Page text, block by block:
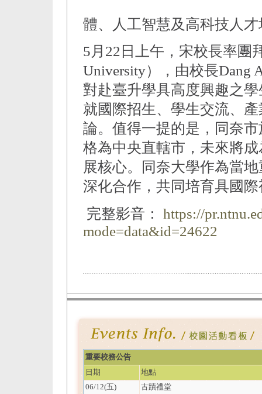
體、人工智慧及高科技人
5月22日上午，宋校長率團
University），由校長Dang
對赴臺升學具高度興趣之
就國際招生、學生交流、
論。值得一提的是，同奈
格為中央直轄市，未來將
展核心。同奈大學作為當
深化合作，共同培育具國
完整影音：
https://
mode=data&id=24622
重要校務公告
日期
地點
06/12(五)
古蹟禮堂